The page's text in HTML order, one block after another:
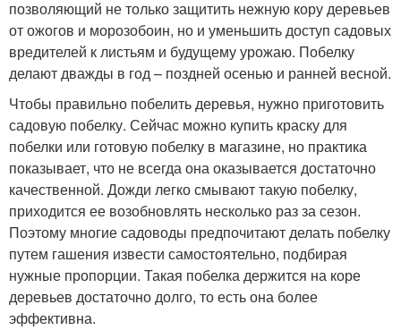
позволяющий не только защитить нежную кору деревьев
от ожогов и морозобоин, но и уменьшить доступ садовых
вредителей к листьям и будущему урожаю. Побелку
делают дважды в год – поздней осенью и ранней весной.
Чтобы правильно побелить деревья, нужно приготовить
садовую побелку. Сейчас можно купить краску для
побелки или готовую побелку в магазине, но практика
показывает, что не всегда она оказывается достаточно
качественной. Дожди легко смывают такую побелку,
приходится ее возобновлять несколько раз за сезон.
Поэтому многие садоводы предпочитают делать побелку
путем гашения извести самостоятельно, подбирая
нужные пропорции. Такая побелка держится на коре
деревьев достаточно долго, то есть она более
эффективна.